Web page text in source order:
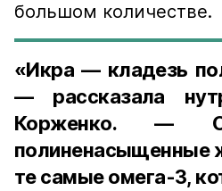
большом количестве.
«Икра — кладезь
— рассказала
Корженко. —
полиненасыщенные
те самые омега-3,